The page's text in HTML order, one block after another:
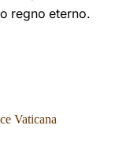
regno eterno.
Vaticana